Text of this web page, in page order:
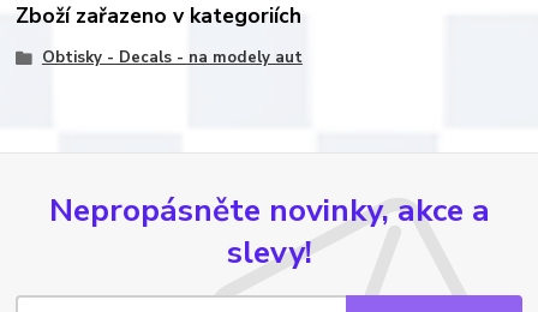
Zboží zařazeno v kategoriích
Obtisky - Decals - na modely aut
Nepropásněte novinky, akce a
slevy!